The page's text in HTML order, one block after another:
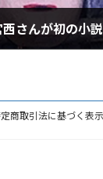
さんが初の小
商取引法に基づく表示